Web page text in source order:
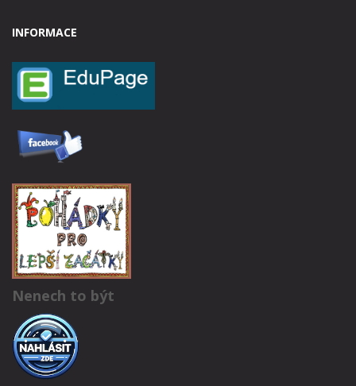
INFORMACE
Nenech to být